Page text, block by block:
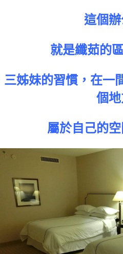
這個
就是纖茹的
三姊妹的習慣，在一
個
屬於自己的